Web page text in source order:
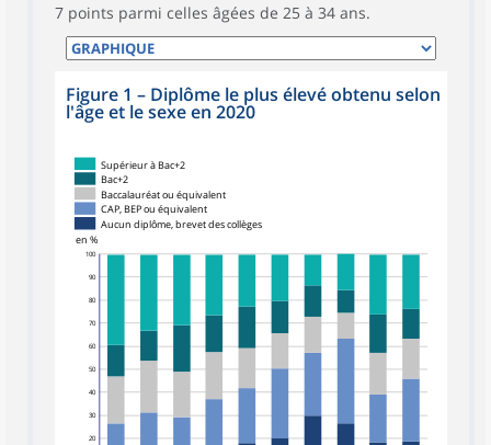
7 points parmi celles âgées de 25 à 34 ans.
Figure 1 – Diplôme le plus élevé obtenu selon
l'âge et le sexe en 2020
20
30
40
50
60
70
80
90
100
en %
Aucun diplôme, brevet des collèges
CAP, BEP ou équivalent
Baccalauréat ou équivalent
Bac+2
Supérieur à Bac+2